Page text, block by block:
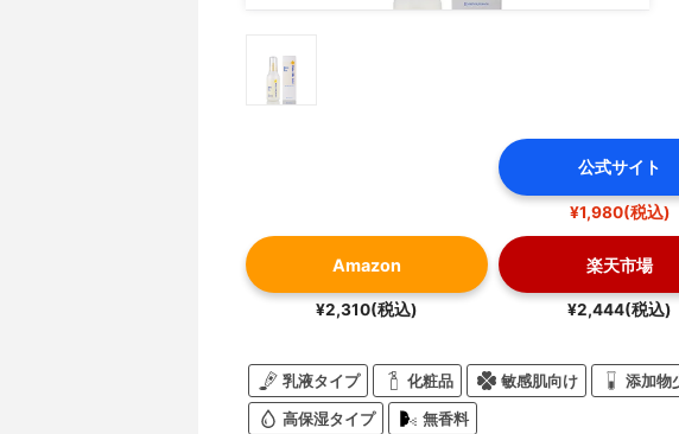
公式サイト
¥1,980(税込)
Amazon
¥2,310(税込)
楽天市場
¥2,444(税込)
乳液タイプ 化粧品 敏感肌向け 添加物
高保湿タイプ 無香料